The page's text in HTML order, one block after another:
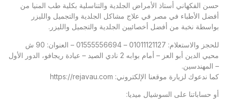
حسن الفكهاني أستاذ الأمراض الجلدية والتناسلية بكلية طب المنيا من
أفضل الأطباء في مصر في علاج مشاكل الجلدية والتجميل والليزر
بواسطة نخبة من أفضل أخصائيين الجلدية والتجميل والليزر.
للحجز والاستعلام: 01011121127 – 01555556694 – العنوان: 90 ش
محيي الدين أبو العز – أمام بوابه 2 نادي الصيد – عيادة ريجافو، الدور الأول
– المهندسين.
كما ندعوك لزيارة موقعنا الإلكتروني: https://rejavau.com
أو حساباتنا على السوشيال ميديا: